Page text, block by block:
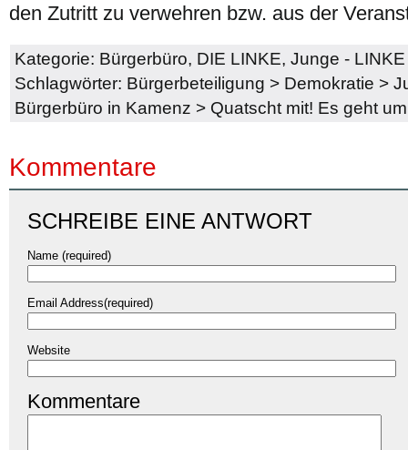
den Zutritt zu verwehren bzw. aus der
Kategorie: Bürgerbüro, DIE LINKE, Junge -
Schlagwörter: Bürgerbeteiligung > Demokratie >
Bürgerbüro in Kamenz > Quatscht mit! Es geht
Kommentare
SCHREIBE EINE ANTWORT
Name (required)
Email Address(required)
Website
Kommentare